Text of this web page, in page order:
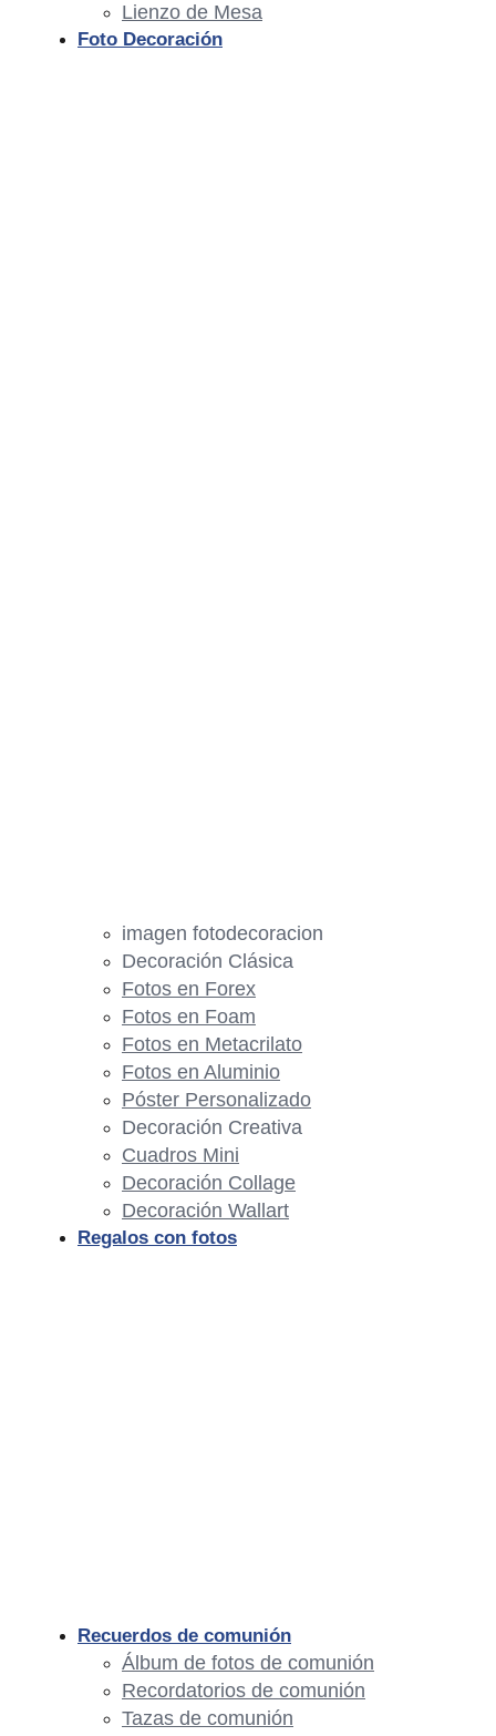
Lienzo de Mesa
Foto Decoración
imagen fotodecoracion
Decoración Clásica
Fotos en Forex
Fotos en Foam
Fotos en Metacrilato
Fotos en Aluminio
Póster Personalizado
Decoración Creativa
Cuadros Mini
Decoración Collage
Decoración Wallart
Regalos con fotos
Recuerdos de comunión
Álbum de fotos de comunión
Recordatorios de comunión
Tazas de comunión